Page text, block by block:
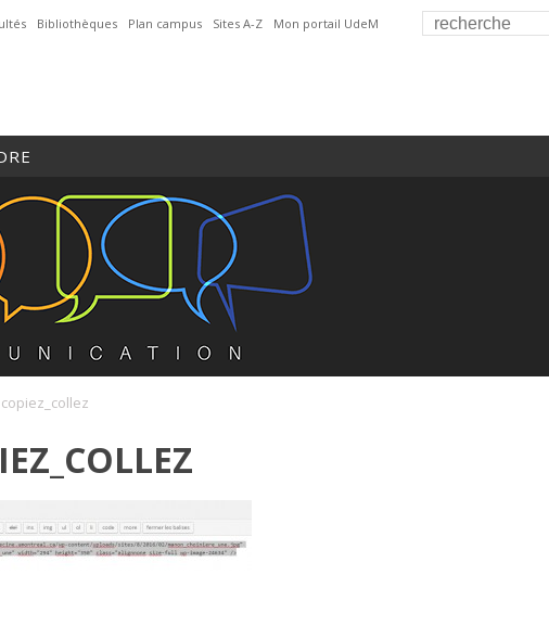
Bibliothèques Plan campus Sites A-Z Mon portail UdeM
copiez_collez